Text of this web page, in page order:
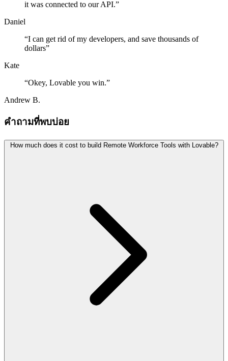
it was connected to our API.”
Daniel
“I can get rid of my developers, and save thousands of
dollars”
Kate
“Okey, Lovable you win.”
Andrew B.
คำถามที่พบบ่อย
How much does it cost to build Remote Workforce Tools with Lovable?